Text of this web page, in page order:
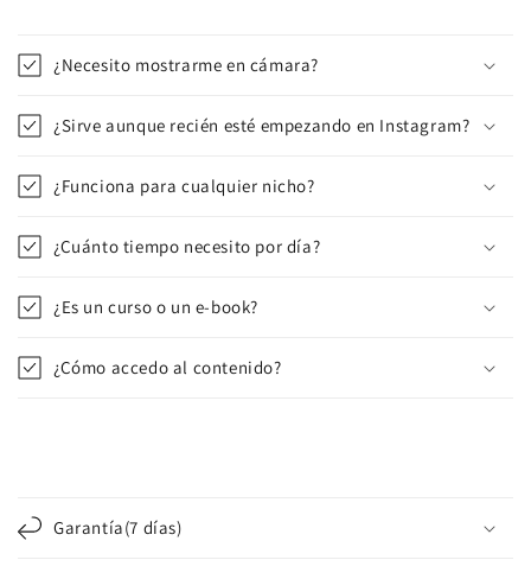
¿Necesito mostrarme en cámara?
¿Sirve aunque recién esté empezando en Instagram?
¿Funciona para cualquier nicho?
¿Cuánto tiempo necesito por día?
¿Es un curso o un e-book?
¿Cómo accedo al contenido?
n
Garantía(7 días)